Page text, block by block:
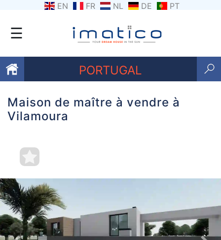
EN FR NL DE PT
☰
PORTUGAL
Favoris
nous
Contactez
nous
Termes
et
Maison de maître à vendre à
Vilamoura